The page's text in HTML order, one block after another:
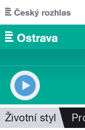
Přejít k hlavnímu
Životní styl